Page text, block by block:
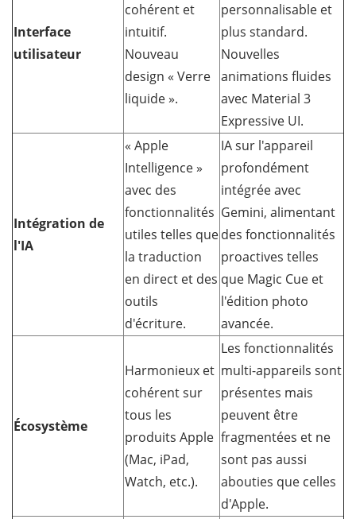
Interface
utilisateur
cohérent et
intuitif.
Nouveau
design « Verre
liquide ».
personnalisable et
plus standard.
Nouvelles
animations fluides
avec Material 3
Expressive UI.
Intégration de
l'IA
« Apple
Intelligence »
avec des
fonctionnalités
utiles telles que
la traduction
en direct et des
outils
d'écriture.
IA sur l'appareil
profondément
intégrée avec
Gemini, alimentant
des fonctionnalités
proactives telles
que Magic Cue et
l'édition photo
avancée.
Écosystème
Harmonieux et
cohérent sur
tous les
produits Apple
(Mac, iPad,
Watch, etc.).
Les fonctionnalités
multi-appareils sont
présentes mais
peuvent être
fragmentées et ne
sont pas aussi
abouties que celles
d'Apple.